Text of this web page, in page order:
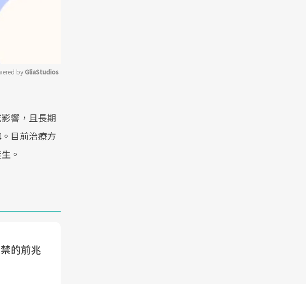
by GliaStudios
響，且長期
目前治療方
。
的前兆